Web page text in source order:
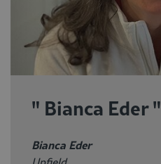
" Bianca Eder "
Bianca Eder